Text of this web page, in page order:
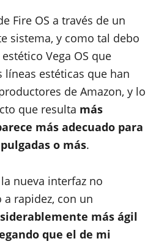
Fire OS a través de un
sistema, y como tal debo
Vega OS que
estéticas que han
de Amazon, y lo
que resulta más
más adecuado para
o más.
nueva interfaz no
rapidez, con un
más ágil
que el de mi